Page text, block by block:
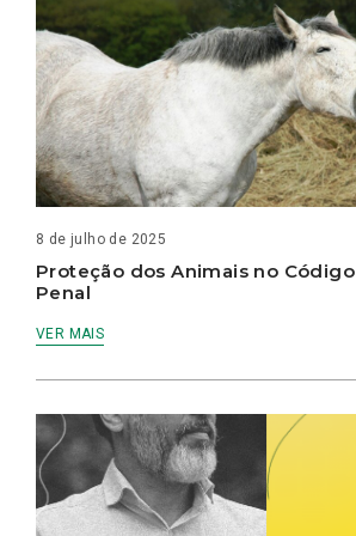
8 de julho de 2025
Proteção dos Animais no Código
Penal
VER MAIS